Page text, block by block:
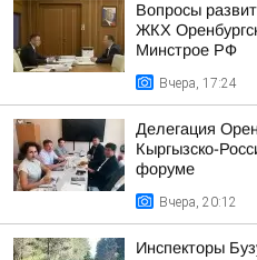
Вопросы
ЖКХ
Минстрое РФ
Вчера, 17:24
Делегация
Кыргызско-
форуме
Вчера, 20:12
Инспекторы